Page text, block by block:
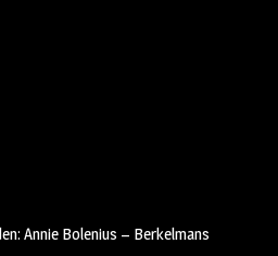
Annie Bolenius – Berkelmans